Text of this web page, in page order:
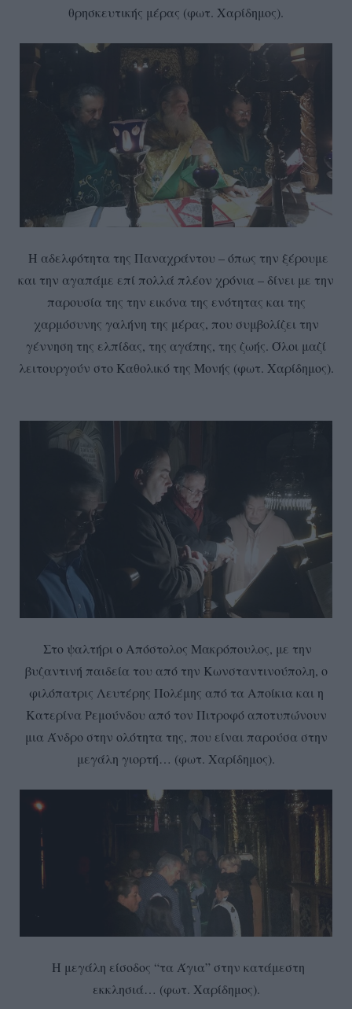
θρησκευτικής μέρας (φωτ. Χαρίδημος).
Η αδελφότητα της Παναχράντου – όπως την ξέρουμε
και την αγαπάμε επί πολλά πλέον χρόνια – δίνει με την
παρουσία της την εικόνα της ενότητας και της
χαρμόσυνης γαλήνη της μέρας, που συμβολίζει την
γέννηση της ελπίδας, της αγάπης, της ζωής. Όλοι μαζί
λειτουργούν στο Καθολικό της Μονής (φωτ. Χαρίδημος).
Στο ψαλτήρι ο Απόστολος Μακρόπουλος, με την
βυζαντινή παιδεία του από την Κωνσταντινούπολη, ο
φιλόπατρις Λευτέρης Πολέμης από τα Αποίκια και η
Κατερίνα Ρεμούνδου από τον Πιτροφό αποτυπώνουν
μια Άνδρο στην ολότητα της, που είναι παρούσα στην
μεγάλη γιορτή… (φωτ. Χαρίδημος).
Η μεγάλη είσοδος “τα Άγια” στην κατάμεστη
εκκλησιά… (φωτ. Χαρίδημος).